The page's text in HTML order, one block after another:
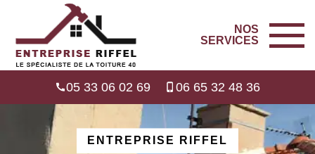
NOS
SERVICES
05 33 06 02 69 06 65 32 48 36
ENTREPRISE RIFFEL